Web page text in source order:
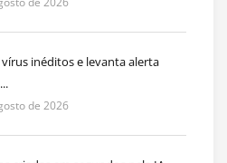
vírus inéditos e levanta alerta
de 2026